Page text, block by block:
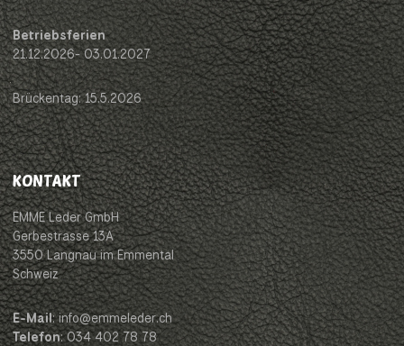
Betriebsferien
21.12.2026- 03.01.2027
Brückentag: 15.5.2026
KONTAKT
EMME Leder GmbH
Gerbestrasse 13A
3550 Langnau im Emmental
Schweiz
E-Mail: info@emmeleder.ch
Telefon: 034 402 78 78